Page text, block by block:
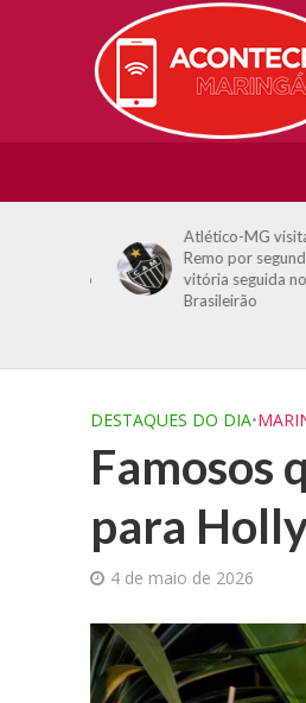
Atlético-MG visita o
Remo por segunda
vitória seguida no
Brasileirão
DESTAQUES DO DIA•
Famosos
para
4 de maio de 2026